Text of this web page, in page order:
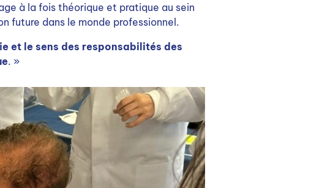
à la fois théorique et pratique au sein
future dans le monde professionnel.
et le sens des responsabilités des
. »